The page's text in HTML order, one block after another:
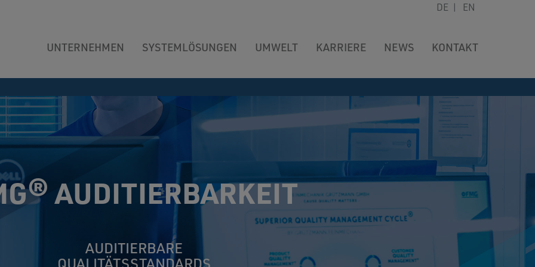
DE | EN
UNTERNEHMEN SYSTEMLÖSUNGEN UMWELT KARRIERE NEWS KONTAKT
AUDITIERBARKEIT
AUDITIERBARE